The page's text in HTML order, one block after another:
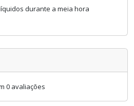
durante a meia hora
0 avaliações